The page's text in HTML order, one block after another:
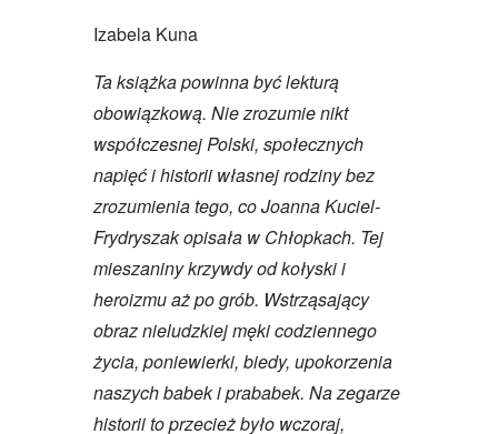
Izabela Kuna
Ta książka powinna być lekturą
obowiązkową. Nie zrozumie nikt
współczesnej Polski, społecznych
napięć i historii własnej rodziny bez
zrozumienia tego, co Joanna Kuciel-
Frydryszak opisała w Chłopkach. Tej
mieszaniny krzywdy od kołyski i
heroizmu aż po grób. Wstrząsający
obraz nieludzkiej męki codziennego
życia, poniewierki, biedy, upokorzenia
naszych babek i prababek. Na zegarze
historii to przecież było wczoraj,